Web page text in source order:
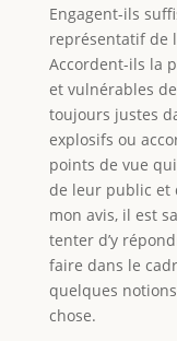
Engagent-ils
représentatif de
Accordent-ils la
et vulnérables
toujours justes
explosifs ou
points de vue
de leur public et
mon avis, il est
tenter d’y
faire dans le
quelques
chose.